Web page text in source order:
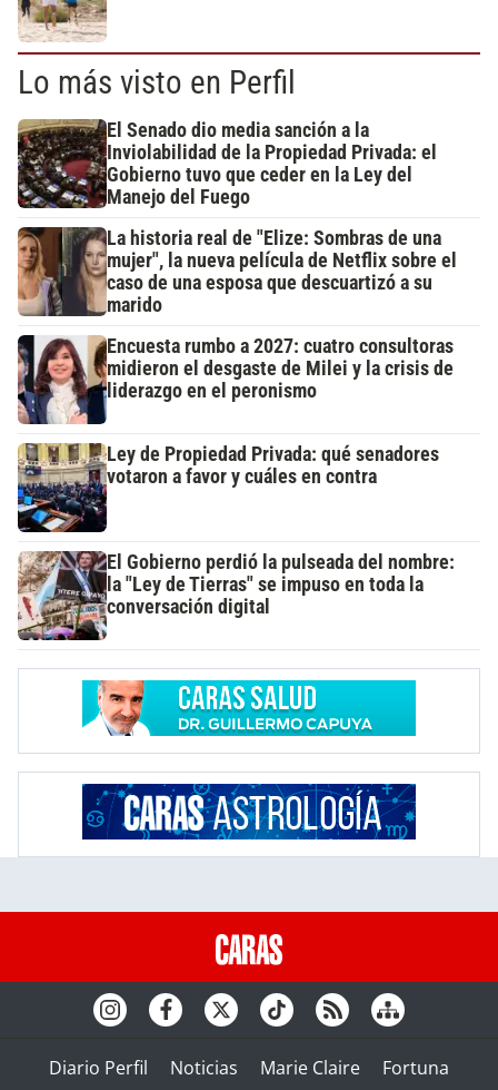
Lo más visto en Perfil
El Senado dio media sanción a la
Inviolabilidad de la Propiedad Privada: el
Gobierno tuvo que ceder en la Ley del
Manejo del Fuego
La historia real de "Elize: Sombras de una
mujer", la nueva película de Netflix sobre el
caso de una esposa que descuartizó a su
marido
Encuesta rumbo a 2027: cuatro consultoras
midieron el desgaste de Milei y la crisis de
liderazgo en el peronismo
Ley de Propiedad Privada: qué senadores
votaron a favor y cuáles en contra
El Gobierno perdió la pulseada del nombre:
la "Ley de Tierras" se impuso en toda la
conversación digital
Diario Perfil Noticias Marie Claire Fortuna